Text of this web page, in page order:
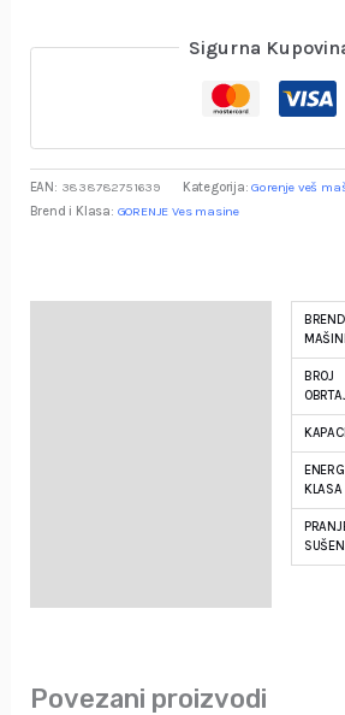
Sigurna
EAN: 3838782751639 Kategorija:Gorenje veš
Brend i Klasa: GORENJE Ves masine
BROJ
KLASA
Povezani proizvodi